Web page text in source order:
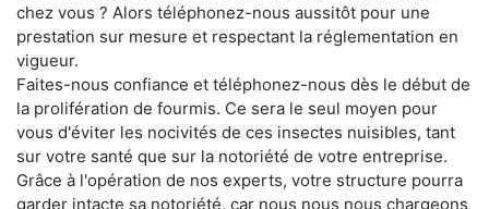
chez vous ? Alors téléphonez-nous aussitôt pour une
prestation sur mesure et respectant la réglementation en
vigueur.
Faites-nous confiance et téléphonez-nous dès le début de
la prolifération de fourmis. Ce sera le seul moyen pour
vous d'éviter les nocivités de ces insectes nuisibles, tant
sur votre santé que sur la notoriété de votre entreprise.
Grâce à l'opération de nos experts, votre structure pourra
garder intacte sa notoriété, car nous nous nous chargeons